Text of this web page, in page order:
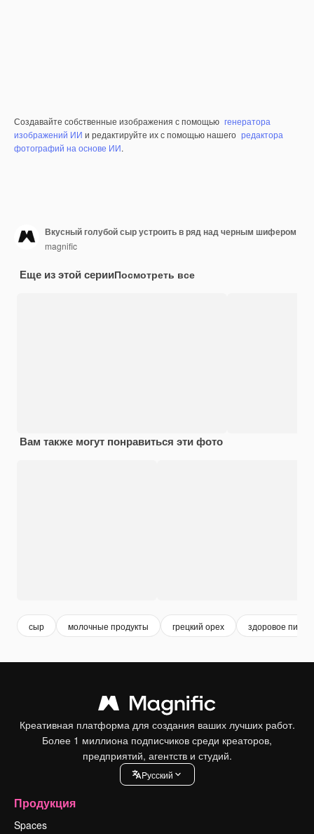
Создавайте собственные изображения с помощью генератора
изображений ИИ и редактируйте их с помощью нашего редактора
фотографий на основе ИИ.
Вкусный голубой сыр устроить в ряд над черным шифером
magnific
Еще из этой серииПосмотреть все
Вам также могут понравиться эти фото
сыр молочные продукты грецкий орех здоровое
Креативная платформа для создания ваших лучших работ.
Более 1 миллиона подписчиков среди креаторов,
предприятий, агентств и студий.
Pусский
Продукция
Spaces